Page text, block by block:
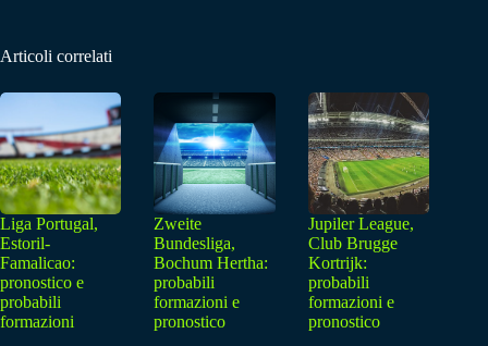
Articoli correlati
Liga Portugal,
Estoril-
Famalicao:
pronostico e
probabili
formazioni
Zweite
Bundesliga,
Bochum Hertha:
probabili
formazioni e
pronostico
Jupiler League,
Club Brugge
Kortrijk:
probabili
formazioni e
pronostico